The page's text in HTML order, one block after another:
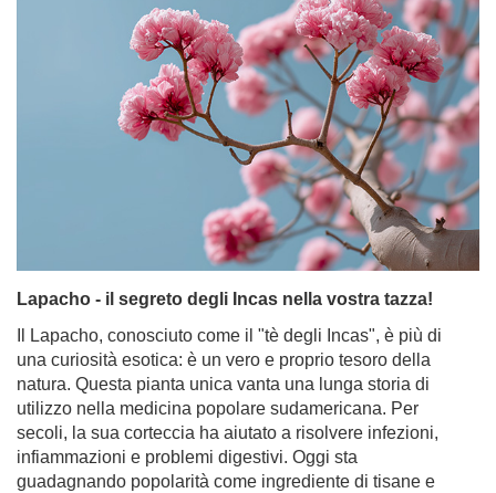
Lapacho - il segreto degli Incas nella vostra tazza!
Il Lapacho, conosciuto come il "tè degli Incas", è più di
una curiosità esotica: è un vero e proprio tesoro della
natura. Questa pianta unica vanta una lunga storia di
utilizzo nella medicina popolare sudamericana. Per
secoli, la sua corteccia ha aiutato a risolvere infezioni,
infiammazioni e problemi digestivi. Oggi sta
guadagnando popolarità come ingrediente di tisane e